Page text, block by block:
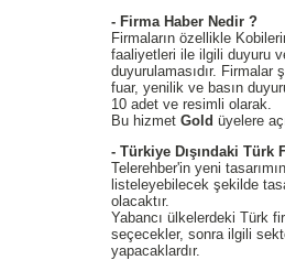
- Firma Haber Nedir ?
Firmaların özellikle
faaliyetleri ile ilgili duyuru
duyurulamasıdır. Firmalar
fuar, yenilik ve basın
10 adet ve resimli olarak.
Bu hizmet Gold üyelere
- Türkiye Dışındaki Türk
Telerehber'in yeni
listeleyebilecek şekilde
olacaktır.
Yabancı ülkelerdeki Türk
seçecekler, sonra ilgili
yapacaklardır.